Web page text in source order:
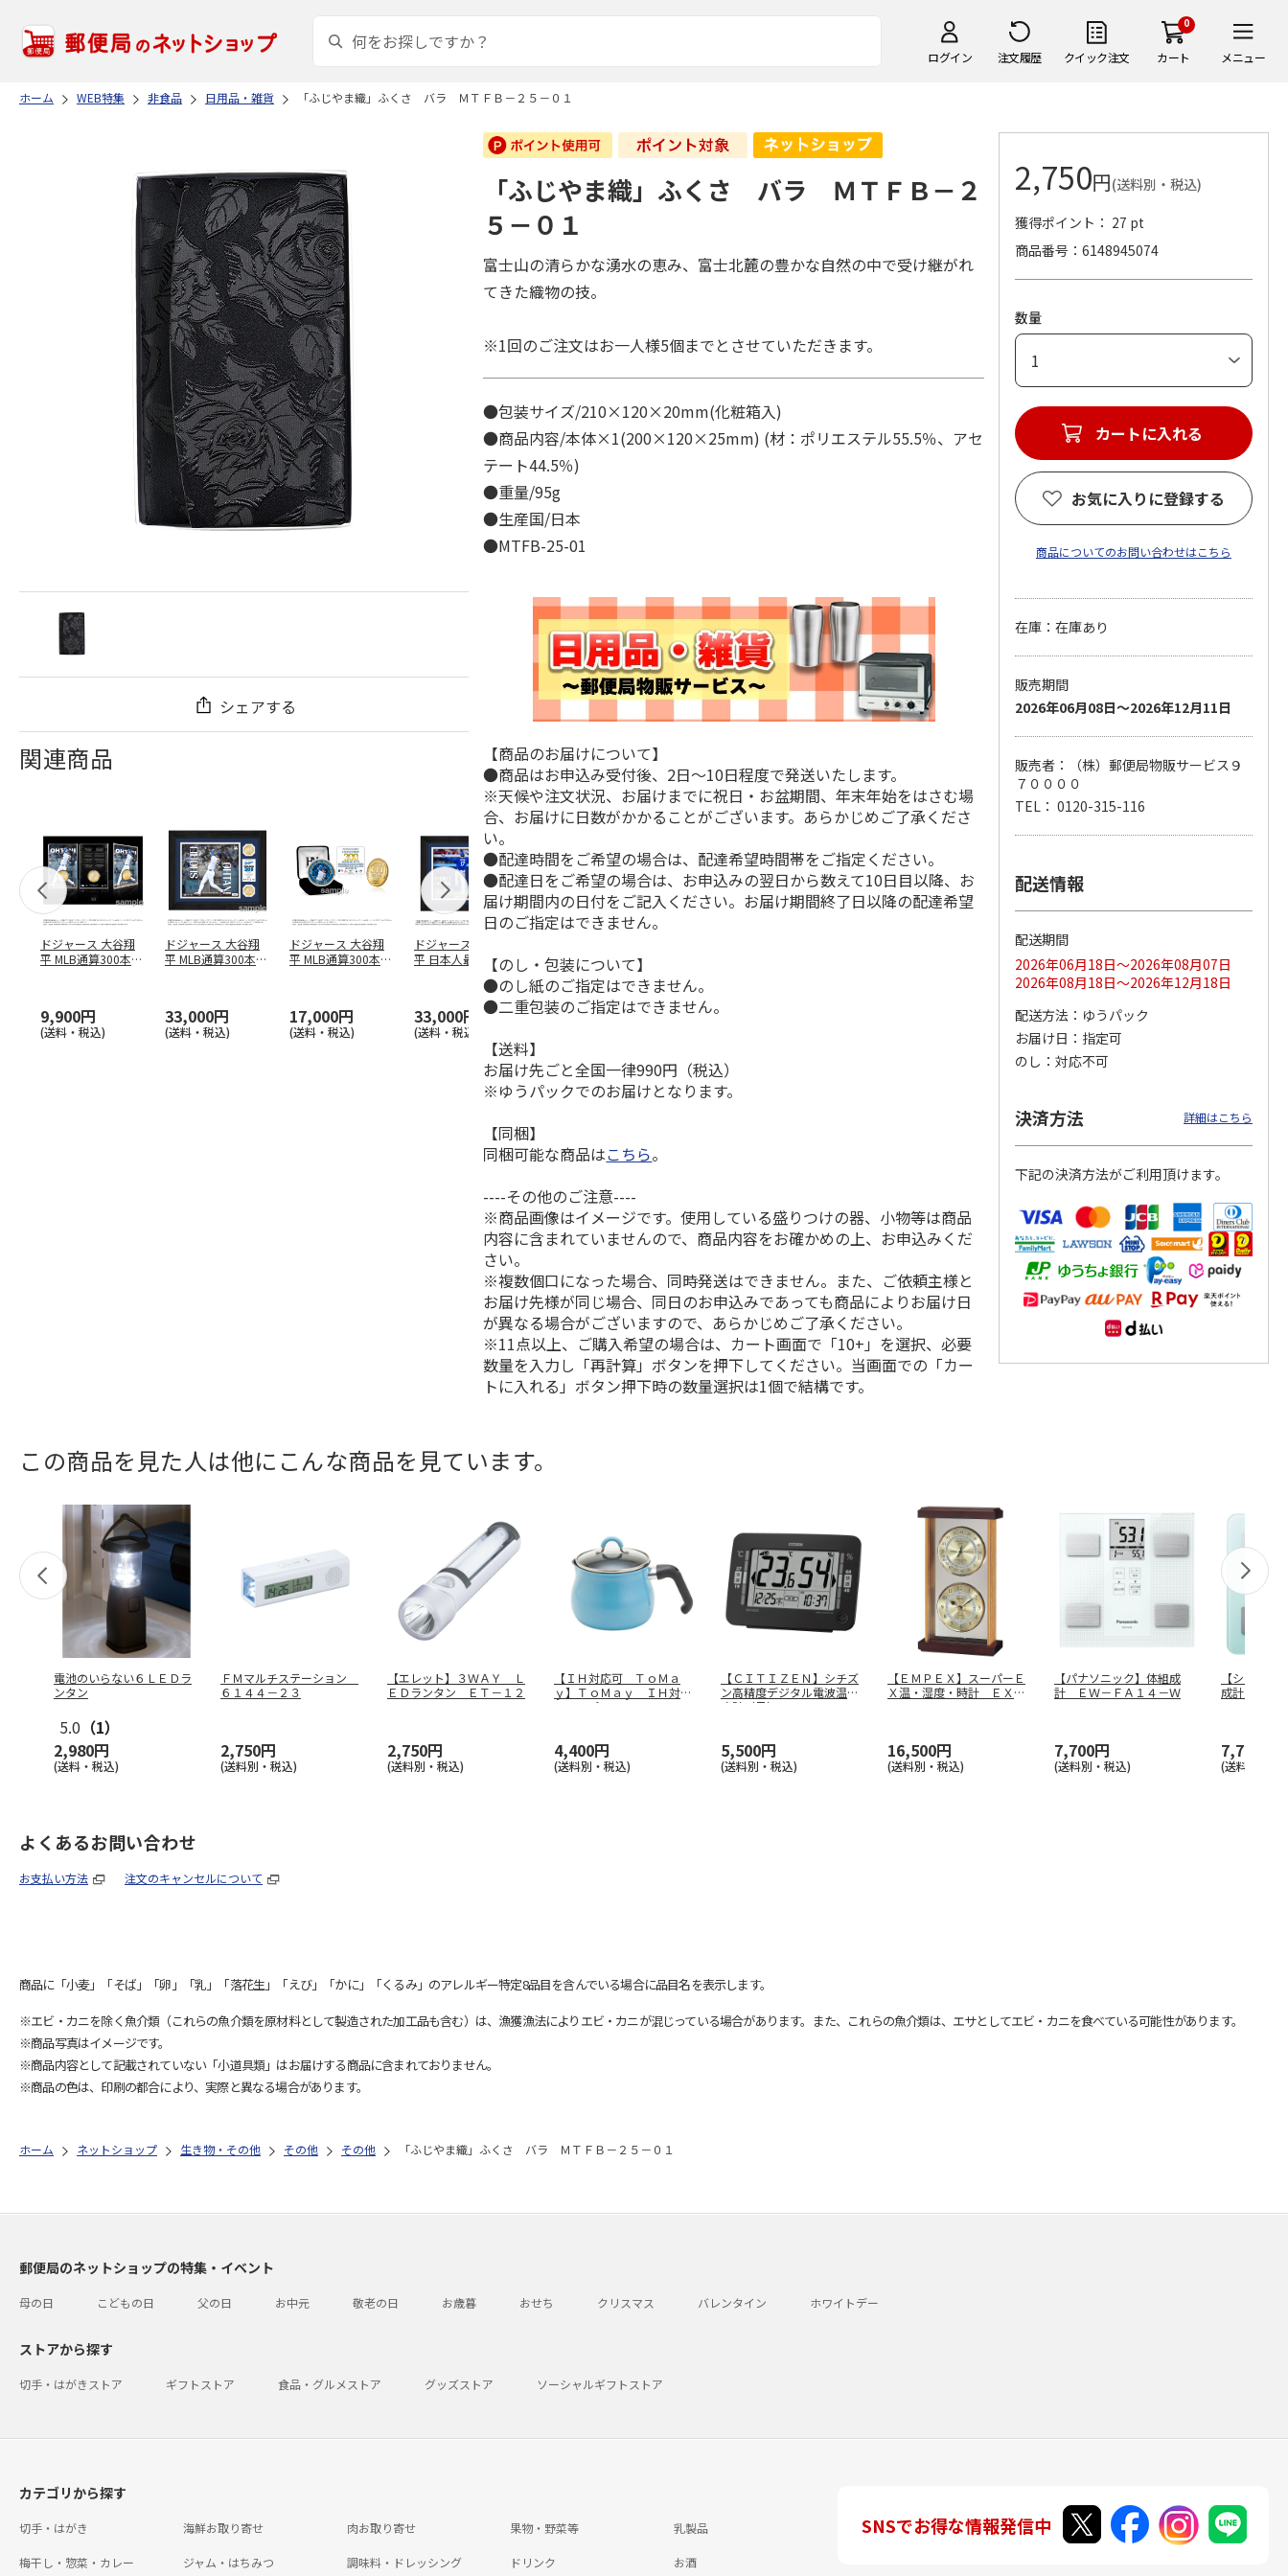
ログイン 注文履歴 クイック注文
0
カート メニュー
ホーム WEB特集 非食品 日用品・雑貨 「ふじやま織」ふくさ バラ ＭＴＦＢ－２５－０１
シェアする
関連商品
ドジャース 大谷翔
平 MLB通算300本塁
9,900円
(送料・税込)
ドジャース 大谷翔
平 MLB通算300本塁
33,000円
(送料・税込)
ドジャース 大谷翔
平 MLB通算300本塁
17,000円
(送料・税込)
ドジャース 大谷翔
平 日本人最多53試
合連続出塁記念 ダ
33,000円
(送料・税込)
谷翔平 2026 NL 3・
4月投手…
33,000円
イ…
9,900円
ドジャース 大谷翔
平 日本人最多53試
合連続出塁記念 シ
ル…
17,000円
(送料・税込)
谷翔平 2026 NL 3・
4月投手…
「ふじやま織」ふくさ バラ ＭＴＦＢ－２
５－０１
富士山の清らかな湧水の恵み、富士北麓の豊かな自然の中で受け継がれ
てきた織物の技。
※1回のご注文はお一人様5個までとさせていただきます。
●包装サイズ/210×120×20mm(化粧箱入)
●商品内容/本体×1(200×120×25mm) (材：ポリエステル55.5％、アセ
テート44.5％)
●重量/95g
●生産国/日本
●MTFB-25-01
【商品のお届けについて】
●商品はお申込み受付後、2日～10日程度で発送いたします。
※天候や注文状況、お届けまでに祝日・お盆期間、年末年始をはさむ場
合、お届けに日数がかかることがございます。あらかじめご了承くださ
い。
●配達時間をご希望の場合は、配達希望時間帯をご指定ください。
●配達日をご希望の場合は、お申込みの翌日から数えて10日目以降、お
届け期間内の日付をご記入ください。お届け期間終了日以降の配達希望
日のご指定はできません。
【のし・包装について】
●のし紙のご指定はできません。
●二重包装のご指定はできません。
【送料】
お届け先ごと全国一律990円（税込）
※ゆうパックでのお届けとなります。
【同梱】
同梱可能な商品はこちら。
----その他のご注意----
※商品画像はイメージです。使用している盛りつけの器、小物等は商品
内容に含まれていませんので、商品内容をお確かめの上、お申込みくだ
さい。
※複数個口になった場合、同時発送はできません。また、ご依頼主様と
お届け先様が同じ場合、同日のお申込みであっても商品によりお届け日
が異なる場合がございますので、あらかじめご了承ください。
※11点以上、ご購入希望の場合は、カート画面で「10+」を選択、必要
数量を入力し「再計算」ボタンを押下してください。当画面での「カー
トに入れる」ボタン押下時の数量選択は1個で結構です。
2,750円(送料別・税込)
獲得ポイント： 27 pt
商品番号
6148945074
数量
カートに入れる
お気に入りに登録する
商品についてのお問い合わせはこちら
在庫：在庫あり
販売期間
2026年06月08日～2026年12月11日
販売者：（株）郵便局物販サービス９
７００００
TEL： 0120-315-116
配送情報
配送期間
2026年06月18日～2026年08月07日
2026年08月18日～2026年12月18日
配送方法
ゆうパック
お届け日
指定可
のし
対応不可
決済方法 詳細はこちら
下記の決済方法がご利用頂けます。
この商品を見た人は他にこんな商品を見ています。
電池のいらない６ＬＥＤラ
ンタン
5.0 （1）
2,980円
(送料・税込)
ＦＭマルチステーション
６１４４－２３
2,750円
(送料別・税込)
【エレット】３ＷＡＹ Ｌ
ＥＤランタン ＥＴ－１２
2,750円
(送料別・税込)
【ＩＨ対応可 ＴｏＭａ
ｙ】ＴｏＭａｙ ＩＨ対応
マルチポット
4,400円
(送料別・税込)
【ＣＩＴＩＺＥＮ】シチズ
ン高精度デジタル電波温湿
度計（黒）
5,500円
(送料別・税込)
【ＥＭＰＥＸ】スーパーＥ
Ｘ温・湿度・時計 ＥＸ－
16,500円
(送料別・税込)
【パナソニック】体組成
計 ＥＷ－ＦＡ１４－Ｗ
7,700円
(送料別・税込)
【シチズン
成計 ＨＭ
7,700円
(送料別・税
よくあるお問い合わせ
お支払い方法 注文のキャンセルについて
商品に「小麦」「そば」「卵」「乳」「落花生」「えび」「かに」「くるみ」のアレルギー特定8品目を含んでいる場合に品目名を表示します。
※エビ・カニを除く魚介類（これらの魚介類を原材料として製造された加工品も含む）は、漁獲漁法によりエビ・カニが混じっている場合があります。また、これらの魚介類は、エサとしてエビ・カニを食べている可能性があります。
※商品写真はイメージです。
※商品内容として記載されていない「小道具類」はお届けする商品に含まれておりません。
※商品の色は、印刷の都合により、実際と異なる場合があります。
ホーム ネットショップ 生き物・その他 その他 その他 「ふじやま織」ふくさ バラ ＭＴＦＢ－２５－０１
郵便局のネットショップの特集・イベント
母の日 こどもの日 父の日 お中元 敬老の日 お歳暮 おせち クリスマス バレンタイン ホワイトデー
ストアから探す
切手・はがきストア ギフトストア 食品・グルメストア グッズストア ソーシャルギフトストア
カテゴリから探す
切手・はがき 海鮮お取り寄せ 肉お取り寄せ 果物・野菜等 乳製品
梅干し・惣菜・カレー ジャム・はちみつ 調味料・ドレッシング ドリンク お酒
SNSでお得な情報発信中